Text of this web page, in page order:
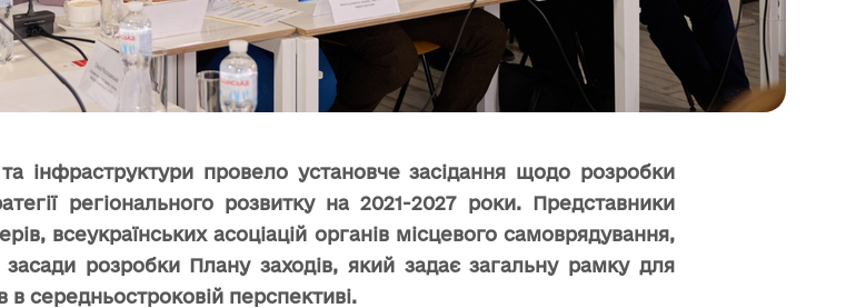
інфраструктури провело установче засідання щодо розробки
регіонального розвитку на 2021-2027 роки. Представники
всеукраїнських асоціацій органів місцевого самоврядування,
розробки Плану заходів, який задає загальну рамку для
в середньостроковій перспективі.